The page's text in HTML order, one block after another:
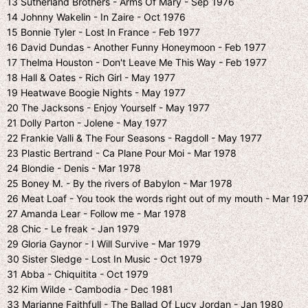
14 Johnny Wakelin - In Zaire - Oct 1976
15 Bonnie Tyler - Lost In France - Feb 1977
16 David Dundas - Another Funny Honeymoon - Feb 1977
17 Thelma Houston - Don't Leave Me This Way - Feb 1977
18 Hall & Oates - Rich Girl - May 1977
19 Heatwave Boogie Nights - May 1977
20 The Jacksons - Enjoy Yourself - May 1977
21 Dolly Parton - Jolene - May 1977
22 Frankie Valli & The Four Seasons - Ragdoll - May 1977
23 Plastic Bertrand - Ca Plane Pour Moi - Mar 1978
24 Blondie - Denis - Mar 1978
25 Boney M. - By the rivers of Babylon - Mar 1978
26 Meat Loaf - You took the words right out of my mouth - Mar
27 Amanda Lear - Follow me - Mar 1978
28 Chic - Le freak - Jan 1979
29 Gloria Gaynor - I Will Survive - Mar 1979
30 Sister Sledge - Lost In Music - Oct 1979
31 Abba - Chiquitita - Oct 1979
32 Kim Wilde - Cambodia - Dec 1981
33 Marianne Faithfull - The Ballad Of Lucy Jordan - Jan 1980